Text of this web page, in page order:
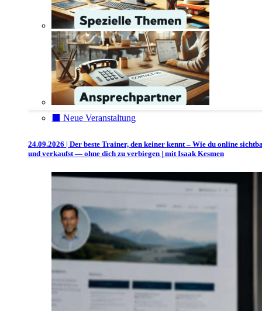
⬛️ Neue Veranstaltung
24.09.2026 | Der beste Trainer, den keiner kennt – Wie du online
und verkaufst — ohne dich zu verbiegen | mit Isaak Kesmen